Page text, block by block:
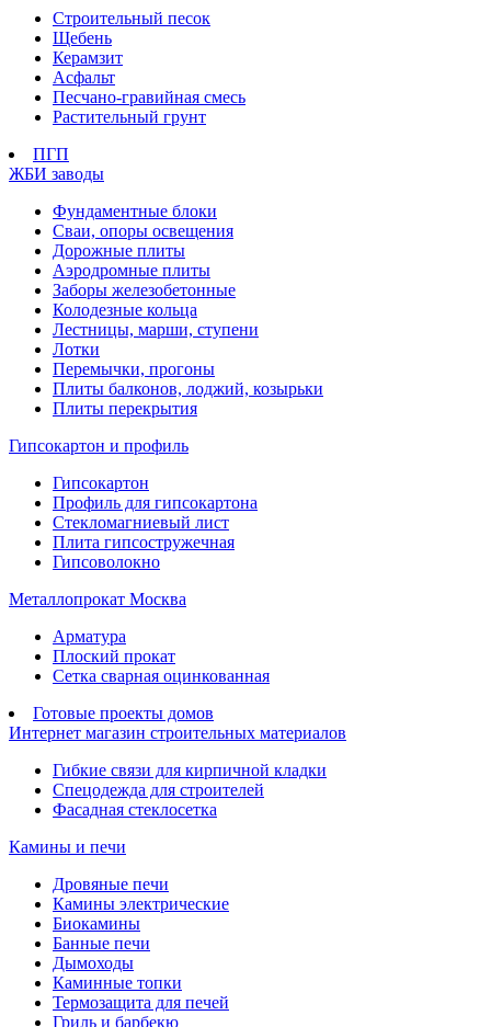
Строительный песок
Щебень
Керамзит
Асфальт
Песчано-гравийная смесь
Растительный грунт
ПГП
ЖБИ заводы
Фундаментные блоки
Сваи, опоры освещения
Дорожные плиты
Аэродромные плиты
Заборы железобетонные
Колодезные кольца
Лестницы, марши, ступени
Лотки
Перемычки, прогоны
Плиты балконов, лоджий, козырьки
Плиты перекрытия
Гипсокартон и профиль
Гипсокартон
Профиль для гипсокартона
Стекломагниевый лист
Плита гипсостружечная
Гипсоволокно
Металлопрокат Москва
Арматура
Плоский прокат
Сетка сварная оцинкованная
Готовые проекты домов
Интернет магазин строительных материалов
Гибкие связи для кирпичной кладки
Спецодежда для строителей
Фасадная стеклосетка
Камины и печи
Дровяные печи
Камины электрические
Биокамины
Банные печи
Дымоходы
Каминные топки
Термозащита для печей
Гриль и барбекю